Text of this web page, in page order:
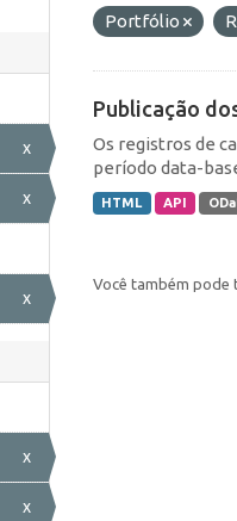
x
x
x
x
x
Portfólio
Publicação
Os registros de
período data-
HTML API
Você também pode